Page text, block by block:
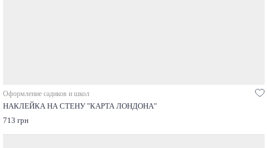
Оформление садиков и школ
НАКЛЕЙКА НА СТЕНУ "КАРТА ЛОНДОНА"
713 грн